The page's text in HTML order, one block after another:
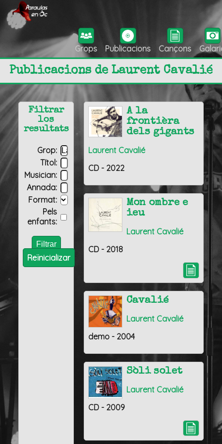
Grops Publicacions Cançons
Publicacions de Laurent Cavalié
A la
frontièra
dels gigants
Laurent Cavalié
CD - 2022
Mon ombre e
ieu
Laurent Cavalié
CD - 2018
Cavalié
Laurent Cavalié
demo - 2004
Sòli solet
Laurent Cavalié
CD - 2009
Filtrar
los
resultats
Grop:
Títol:
Musician:
Annada:
Format:
Pels
enfants:
Reïnicializar